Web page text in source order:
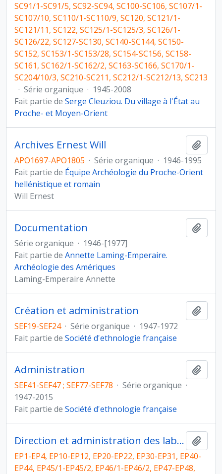
SC91/1-SC91/5, SC92-SC94, SC100-SC106, SC107/1-
SC107/10, SC110/1-SC110/9, SC120, SC121/1-
SC121/11, SC122, SC125/1-SC125/3, SC126/1-
SC126/22, SC127-SC130, SC140-SC144, SC150-
SC152, SC153/1-SC153/28, SC154-SC156, SC158-
SC161, SC162/1-SC162/2, SC163-SC166, SC170/1-
SC204/10/3, SC210-SC211, SC212/1-SC212/13, SC213
· Série organique · 1945-2008
Fait partie de Serge Cleuziou. Du village à l'État au
Proche- et Moyen-Orient
Archives Ernest Will
APO1697-APO1805 · Série organique · 1946-1995
Fait partie de Équipe Archéologie du Proche-Orient
hellénistique et romain
Will Ernest
Documentation
Série organique · 1946-[1977]
Fait partie de Annette Laming-Emperaire.
Archéologie des Amériques
Laming-Emperaire Annette
Création et administration
SEF19-SEF24 · Série organique · 1947-1972
Fait partie de Société d'ethnologie française
Administration
SEF41-SEF47 ; SEF77-SEF78 · Série organique ·
1947-2015
Fait partie de Société d'ethnologie française
Direction et administration des laboratoires puis de l'équipe Ethnologie préhistorique
EP1-EP4, EP10-EP12, EP20-EP22, EP30-EP31, EP40-
EP44, EP45/1-EP45/2, EP46/1-EP46/2, EP47-EP48,